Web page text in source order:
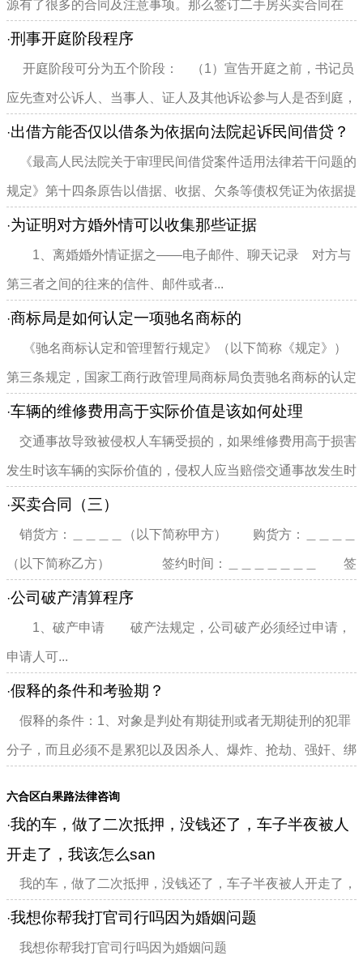
源有了很多的合同及注意事项。那么签订二手房买卖合同在
文...
·刑事开庭阶段程序
开庭阶段可分为五个阶段： （1）宣告开庭之前，书记员
应先查对公诉人、当事人、证人及其他诉讼参与人是否到庭，
向诉讼参与人及旁...
·出借方能否仅以借条为依据向法院起诉民间借贷？
《最高人民法院关于审理民间借贷案件适用法律若干问题的
规定》第十四条原告以借据、收据、欠条等债权凭证为依据提
起民间借贷诉讼，被告...
·为证明对方婚外情可以收集那些证据
1、离婚婚外情证据之——电子邮件、聊天记录 对方与
第三者之间的往来的信件、邮件或者...
·商标局是如何认定一项驰名商标的
《驰名商标认定和管理暂行规定》（以下简称《规定》）
第三条规定，国家工商行政管理局商标局负责驰名商标的认定
和管理工作，以保证...
·车辆的维修费用高于实际价值是该如何处理
交通事故导致被侵权人车辆受损的，如果维修费用高于损害
发生时该车辆的实际价值的，侵权人应当赔偿交通事故发生时
被损坏车辆价值相当的车...
·买卖合同（三）
销货方：＿＿＿＿（以下简称甲方） 购货方：＿＿＿＿
（以下简称乙方） 签约时间：＿＿＿＿＿＿＿ 签
约地点：＿＿＿＿＿＿＿...
·公司破产清算程序
1、破产申请 破产法规定，公司破产必须经过申请，
申请人可...
·假释的条件和考验期？
假释的条件：1、对象是判处有期徒刑或者无期徒刑的犯罪
分子，而且必须不是累犯以及因杀人、爆炸、抢劫、强奸、绑
六合区白果路法律咨询
·我的车，做了二次抵押，没钱还了，车子半夜被人
开走了，我该怎么san
我的车，做了二次抵押，没钱还了，车子半夜被人开走了，
我该怎么divclass="w990mamt20
·我想你帮我打官司行吗因为婚姻问题
我想你帮我打官司行吗因为婚姻问题